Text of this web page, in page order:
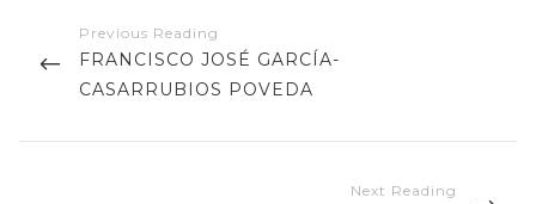
entradas
PREVIOUS
POST
FRANCISCO JOSÉ GARCÍA-
CASARRUBIOS POVEDA